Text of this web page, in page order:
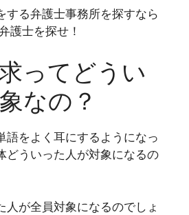
する弁護士事務所を探すなら
護士を探せ！
ってどうい
なの？
語をよく耳にするようになっ
どういった人が対象になるの
人が全員対象になるのでしょ